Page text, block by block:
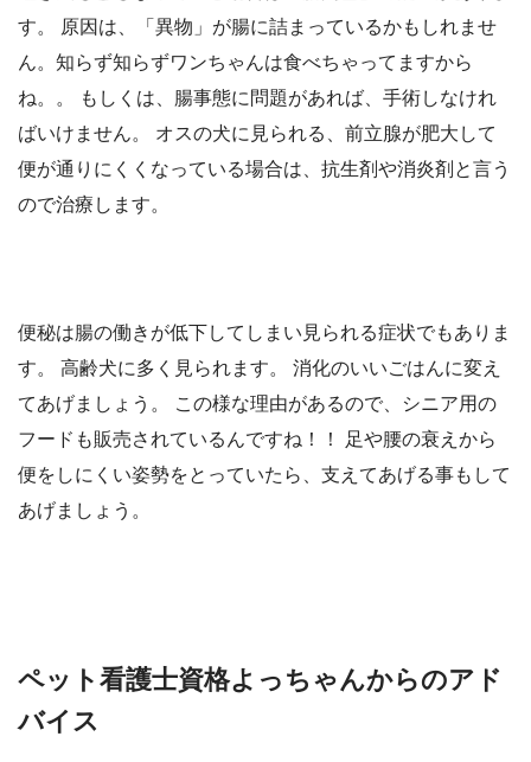
す。 原因は、「異物」が腸に詰まっているかもしれませ
ん。知らず知らずワンちゃんは食べちゃってますから
ね。。 もしくは、腸事態に問題があれば、手術しなけれ
ばいけません。 オスの犬に見られる、前立腺が肥大して
便が通りにくくなっている場合は、抗生剤や消炎剤と言う
ので治療します。
便秘は腸の働きが低下してしまい見られる症状でもありま
す。 高齢犬に多く見られます。 消化のいいごはんに変え
てあげましょう。 この様な理由があるので、シニア用の
フードも販売されているんですね！！ 足や腰の衰えから
便をしにくい姿勢をとっていたら、支えてあげる事もして
あげましょう。
ペット看護士資格よっちゃんからのアド
バイス